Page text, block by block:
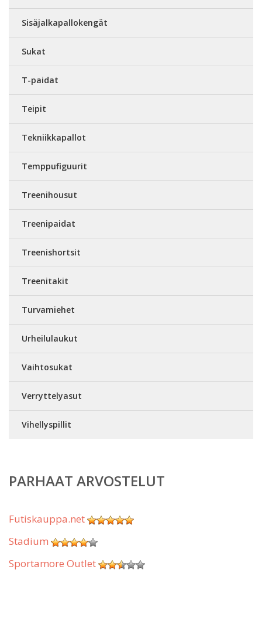
Sisäjalkapallokengät
Sukat
T-paidat
Teipit
Tekniikkapallot
Temppufiguurit
Treenihousut
Treenipaidat
Treenishortsit
Treenitakit
Turvamiehet
Urheilulaukut
Vaihtosukat
Verryttelyasut
Vihellyspillit
PARHAAT ARVOSTELUT
Futiskauppa.net
Stadium
Sportamore Outlet